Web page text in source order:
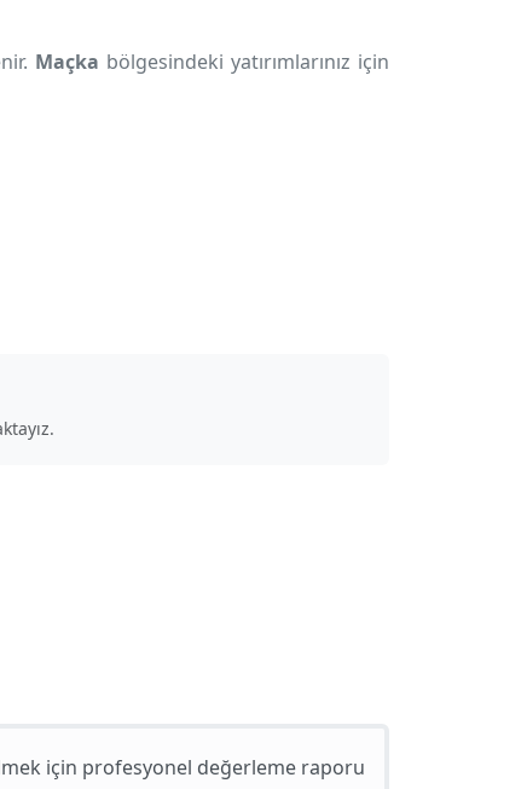
Maçka bölgesindeki yatırımlarınız için
için profesyonel değerleme raporu